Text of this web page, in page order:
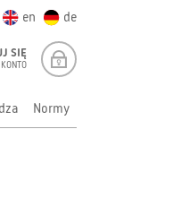
en de
SIĘ
Normy